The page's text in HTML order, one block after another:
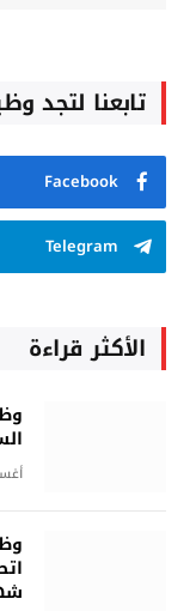
تابعنا لتجد
Facebook
Telegram
الأكثر قراءة